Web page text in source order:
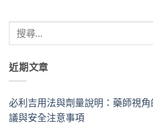
近期文章
必利吉用法與劑量說明：藥師視
議與安全注意事項